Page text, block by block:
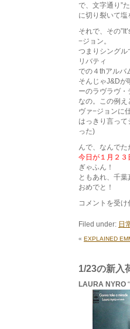
で、文字通り”
に切り裂いて
それで、その
−ジョン。
つまりシング
リバティ
での４thアルバ
そんじゃJ&Dが
ーのラヴラヴ
なの。この例
ヴァ−ジョンに
はっきり言っ
った)
んで、なんで
今日が１月２３
ぎゃふん！
ともあれ、千
おめでと！
It’s
As
コメントを受
Filed under: 日
« EXPLAINED
1/23の新入
LAURA NYRO